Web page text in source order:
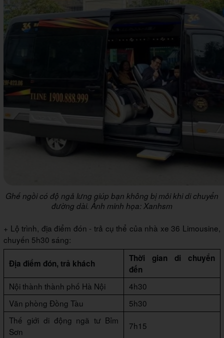
Ghế ngồi có độ ngả lưng giúp bạn không bị mỏi khi di chuyển
đường dài. Ảnh minh họa: Xanhsm
+ Lộ trình, địa điểm đón - trả cụ thể của nhà xe 36 Limousine,
chuyến 5h30 sáng:
Địa điểm đón, trả khách
Thời gian di chuyển
đến
Nội thành thành phố Hà Nội
4h30
Văn phòng Đồng Tàu
5h30
Thế giới di động ngã tư Bỉm
Sơn
7h15